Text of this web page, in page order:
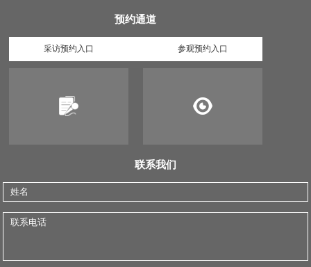
预约通道
采访预约入口 参观预约入口
联系我们